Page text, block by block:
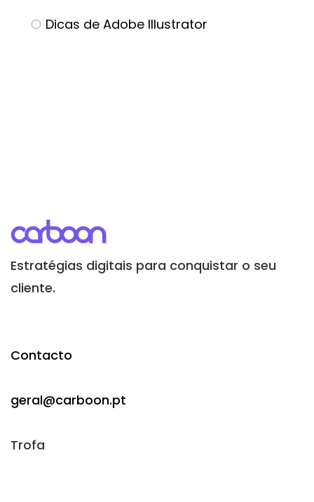
Dicas de Adobe Illustrator
Estratégias digitais para conquistar o seu
cliente.
Contacto
geral@carboon.pt
Trofa